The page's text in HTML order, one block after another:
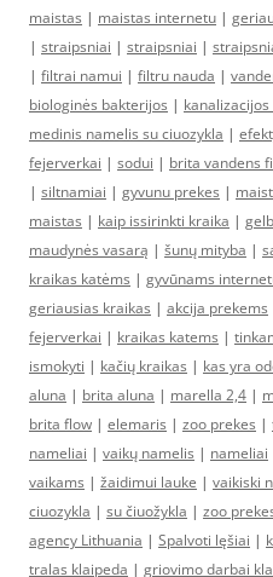
maistas | maistas internetu |
| straipsniai | straipsniai |
| filtrai namui | filtru nauda |
biologinės bakterijos | kanalizacijos
medinis namelis su ciuozykla |
fejerverkai | sodui | brita vandens
| siltnamiai | gyvunu prekes |
maistas | kaip issirinkti kraika |
maudynės vasarą | šunų mityba |
kraikas katėms | gyvūnams
geriausias kraikas | akcija prekems
fejerverkai | kraikas katems |
ismokyti | kačių kraikas | kas yra
aluna | brita aluna | marella 2,4 |
brita flow | elemaris | zoo prekes |
nameliai | vaikų namelis | nameliai
vaikams | žaidimui lauke | vaikiski
ciuozykla | su čiuožykla | zoo
agency Lithuania | Spalvoti lęšiai |
tralas klaipeda | griovimo darbai